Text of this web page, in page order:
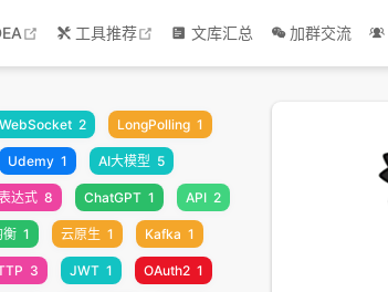
open in new window
工具推荐 open in new window
文库汇总 加群交流
WebSocket 2 LongPolling 1
Udemy 1 AI大模型 5
达式 8 ChatGPT 1 API 2
衡 1 云原生 1 Kafka 1
3 JWT 1 OAuth2 1